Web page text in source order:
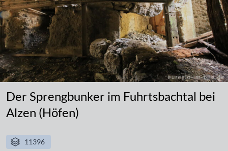
Der Sprengbunker im Fuhrtsbachtal bei
Alzen (Höfen)
11396